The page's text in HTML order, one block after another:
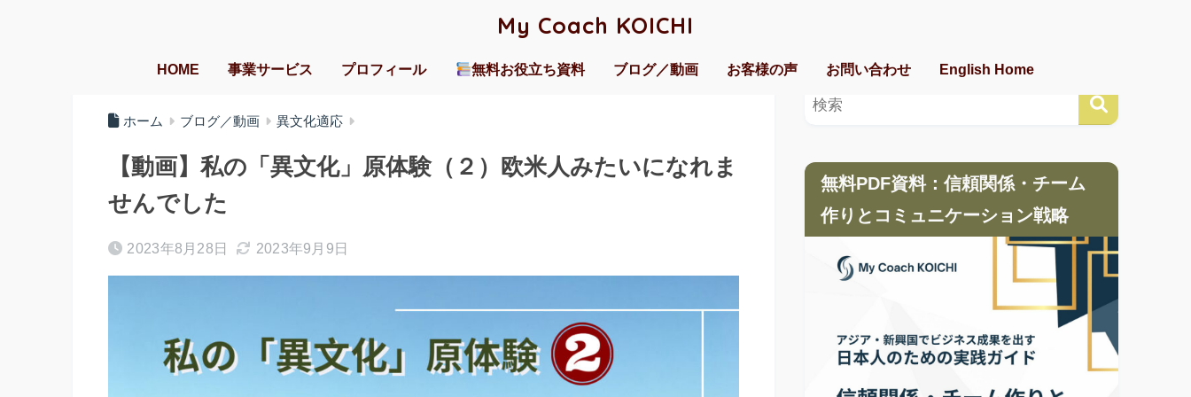
My Coach KOICHI
HOME 事業サービス プロフィール 無料お役立ち資料 ブログ／動画 お客様の声 お問い合わせ English Home
ホーム ブログ／動画 異文化適応
【動画】私の「異文化」原体験（２）欧米人みたいになれま
せんでした
2023年8月28日 2023年9月9日
無料PDF資料：信頼関係・チーム
作りとコミュニケーション戦略